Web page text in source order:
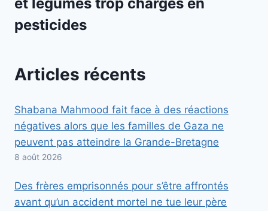
pesticides
Articles récents
Shabana Mahmood fait face à des réactions
négatives alors que les familles de Gaza ne
peuvent pas atteindre la Grande-Bretagne
8 août 2026
Des frères emprisonnés pour s’être affrontés
avant qu’un accident mortel ne tue leur père